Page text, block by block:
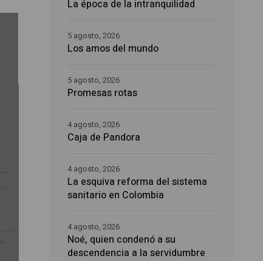
La época de la intranquilidad
Los amos del mundo
5 agosto, 2026
Promesas rotas
5 agosto, 2026
Caja de Pandora
4 agosto, 2026
La esquiva reforma del sistema
sanitario en Colombia
4 agosto, 2026
Noé, quien condenó a su
descendencia a la servidumbre
4 agosto, 2026